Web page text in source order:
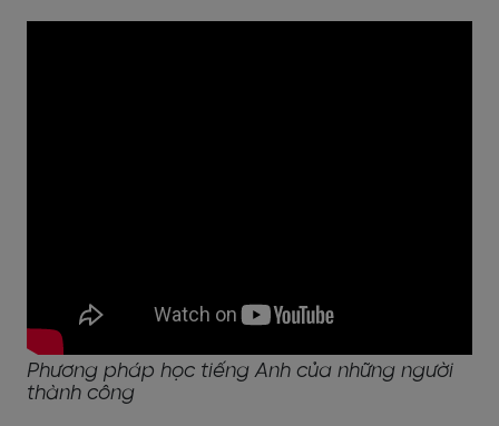
Phương pháp học tiếng Anh của những người
thành công